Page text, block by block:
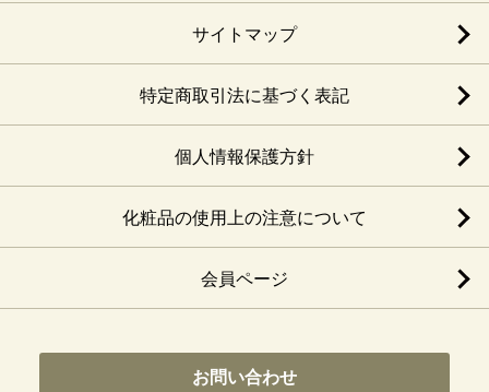
サイトマップ
特定商取引法に基づく表記
個人情報保護方針
化粧品の使用上の注意について
会員ページ
お問い合わせ